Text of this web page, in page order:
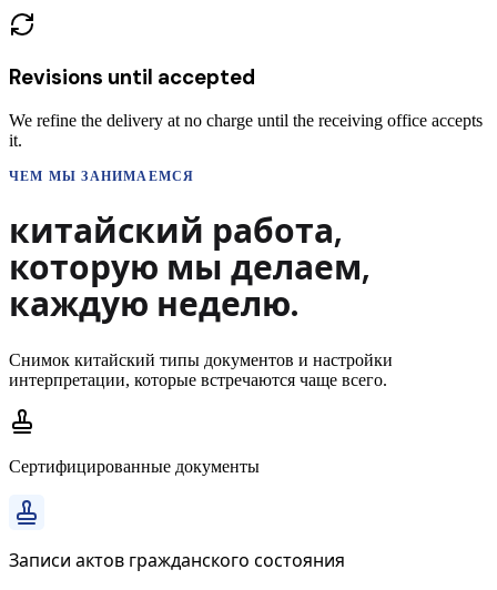
Revisions until accepted
We refine the delivery at no charge until the receiving office accepts
it.
ЧЕМ МЫ ЗАНИМАЕМСЯ
китайский работа,
которую мы делаем,
каждую неделю.
Снимок китайский типы документов и настройки
интерпретации, которые встречаются чаще всего.
Сертифицированные документы
Записи актов гражданского состояния